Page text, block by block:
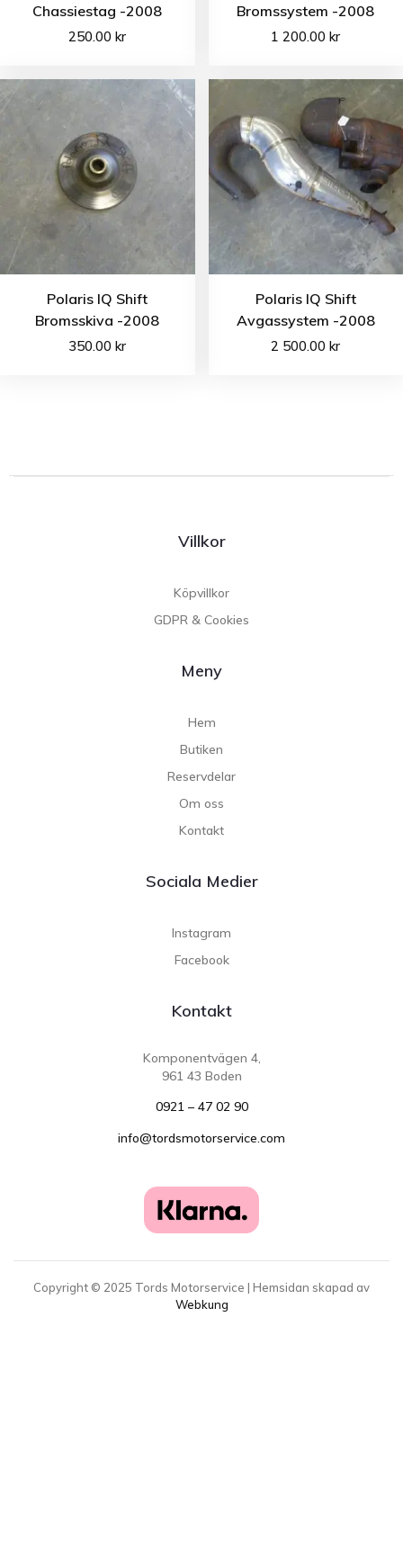
Chassiestag -2008
250.00kr
Bromssystem -2008
1 200.00kr
Polaris IQ Shift
Bromsskiva -2008
350.00kr
Polaris IQ Shift
Avgassystem -2008
2 500.00kr
Villkor
Köpvillkor
GDPR & Cookies
Meny
Hem
Butiken
Reservdelar
Om oss
Kontakt
Sociala Medier
Instagram
Facebook
Kontakt
Komponentvägen 4,
961 43 Boden
0921 – 47 02 90
info@tordsmotorservice.com
Copyright © 2025 Tords Motorservice | Hemsidan skapad av
Webkung